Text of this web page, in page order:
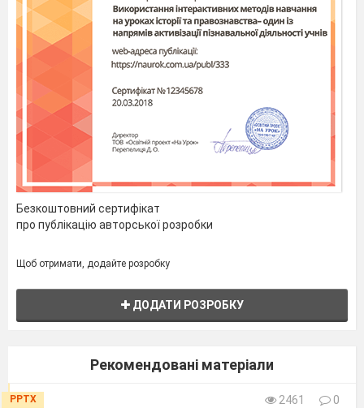
Безкоштовний сертифікат
про публікацію авторської розробки
Щоб отримати, додайте розробку
ДОДАТИ РОЗРОБКУ
Рекомендовані матеріали
PPTX 2461
0